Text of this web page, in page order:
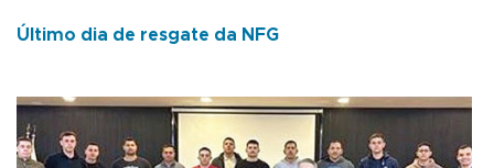
Último dia de resgate da NFG